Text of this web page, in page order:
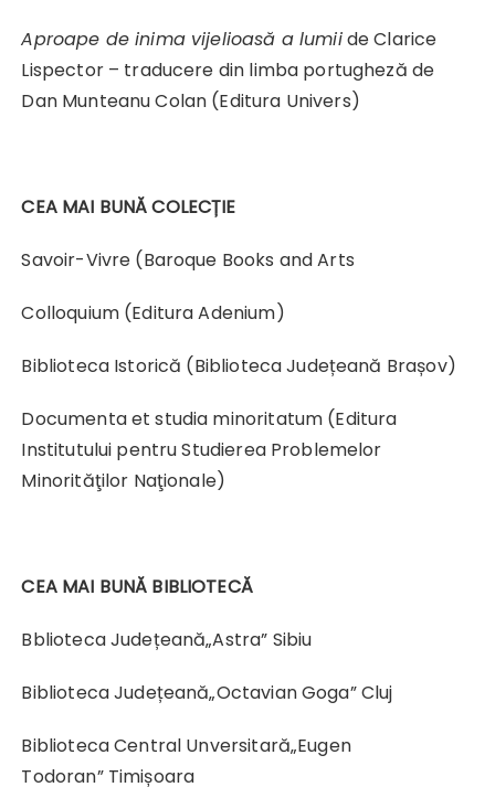
Aproape de inima vijelioasă a lumiide Clarice
Lispector – traducere din limba portugheză de
Dan Munteanu Colan (Editura Univers)
CEA MAI BUNĂ COLECȚIE
Savoir-Vivre (Baroque Books and Arts
Colloquium (Editura Adenium)
Biblioteca Istorică (Biblioteca Județeană Brașov)
Documenta et studia minoritatum (Editura
Institutului pentru Studierea Problemelor
Minorităţilor Naţionale)
CEA MAI BUNĂ BIBLIOTECĂ
Bblioteca Județeană„Astra” Sibiu
Biblioteca Județeană„Octavian Goga” Cluj
Biblioteca Central Unversitară„Eugen
Todoran” Timișoara